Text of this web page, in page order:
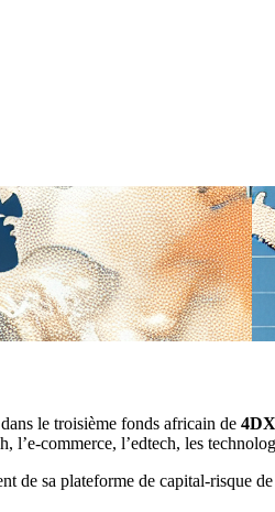
le troisième fonds africain de
commerce, l’edtech, les
de sa plateforme de capital-risque